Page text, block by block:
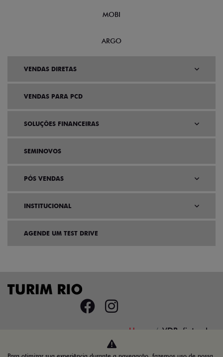
MOBI
ARGO
VENDAS DIRETAS
VENDAS PARA PCD
SOLUÇÕES FINANCEIRAS
SEMINOVOS
PÓS VENDAS
INSTITUCIONAL
AGENDE UM TEST DRIVE
Home VDP: fiat pulse